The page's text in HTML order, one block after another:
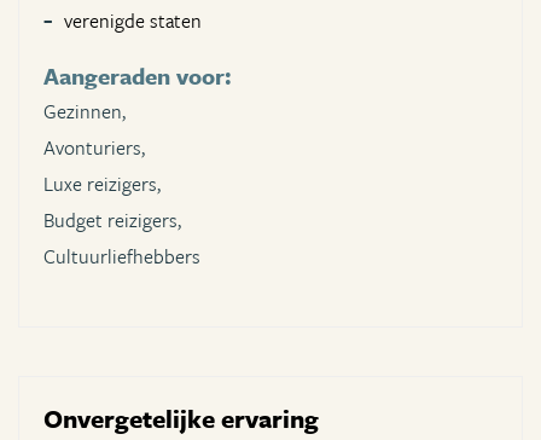
verenigde staten
Aangeraden voor:
Gezinnen,
Avonturiers,
Luxe reizigers,
Budget reizigers,
Cultuurliefhebbers
Onvergetelijke ervaring